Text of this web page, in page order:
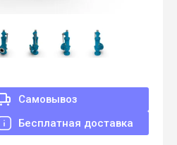
Самовывоз
Бесплатная доставка